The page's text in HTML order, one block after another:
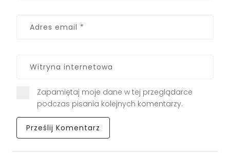
Zapamiętaj moje dane w tej przeglądarce
podczas pisania kolejnych komentarzy.